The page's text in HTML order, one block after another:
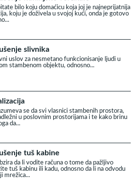
bilo koju domaćicu koja joj je najneprijatnija
koju je doživela u svojoj kući, onda je gotovo
slivnika
uslov za nesmetano funkcionisanje ljudi u
stambenom objektu, odnosno...
se da svi vlasnici stambenih prostora,
u poslovnim prostorijama i te kako brinu
da...
tuš kabine
da li vodite računa o tome da pažljivo
tuš kabinu ili kadu, odnosno da li na odvodu
mrežica...